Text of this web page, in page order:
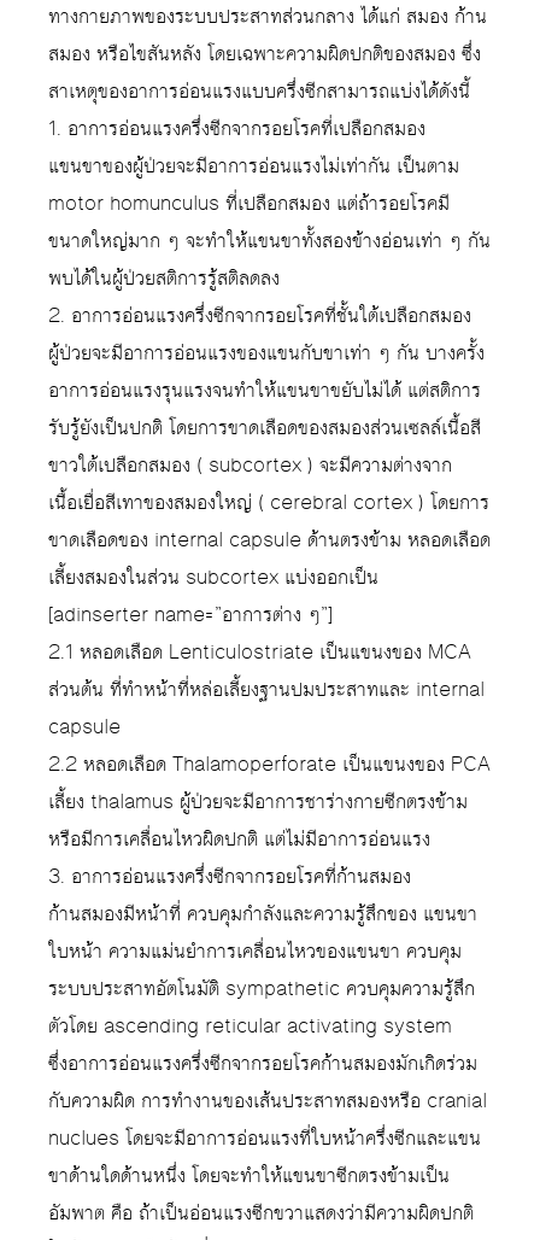
ทางกายภาพของระบบประสาทส่วนกลาง ได้แก่ สมอง ก้าน
สมอง หรือไขสันหลัง โดยเฉพาะความผิดปกติของสมอง ซึ่ง
สาเหตุของอาการอ่อนแรงแบบครึ่งซีกสามารถแบ่งได้ดังนี้
1. อาการอ่อนแรงครึ่งซีกจากรอยโรคที่เปลือกสมอง
แขนขาของผู้ป่วยจะมีอาการอ่อนแรงไม่เท่ากัน เป็นตาม
motor homunculus ที่เปลือกสมอง แต่ถ้ารอยโรคมี
ขนาดใหญ่มาก ๆ จะทำให้แขนขาทั้งสองข้างอ่อนเท่า ๆ กัน
พบได้ในผู้ป่วยสติการรู้สติลดลง
2. อาการอ่อนแรงครึ่งซีกจากรอยโรคที่ชั้นใต้เปลือกสมอง
ผู้ป่วยจะมีอาการอ่อนแรงของแขนกับขาเท่า ๆ กัน บางครั้ง
อาการอ่อนแรงรุนแรงจนทำให้แขนขาขยับไม่ได้ แต่สติการ
รับรู้ยังเป็นปกติ โดยการขาดเลือดของสมองส่วนเซลล์เนื้อสี
ขาวใต้เปลือกสมอง ( subcortex ) จะมีความต่างจาก
เนื้อเยื่อสีเทาของสมองใหญ่ ( cerebral cortex ) โดยการ
ขาดเลือดของ internal capsule ด้านตรงข้าม หลอดเลือด
เลี้ยงสมองในส่วน subcortex แบ่งออกเป็น
[adinserter name=”อาการต่าง ๆ”]
2.1 หลอดเลือด Lenticulostriate เป็นแขนงของ MCA
ส่วนต้น ที่ทำหน้าที่หล่อเลี้ยงฐานปมประสาทและ internal
capsule
2.2 หลอดเลือด Thalamoperforate เป็นแขนงของ PCA
เลี้ยง thalamus ผู้ป่วยจะมีอาการชาร่างกายซีกตรงข้าม
หรือมีการเคลื่อนไหวผิดปกติ แต่ไม่มีอาการอ่อนแรง
3. อาการอ่อนแรงครึ่งซีกจากรอยโรคที่ก้านสมอง
ก้านสมองมีหน้าที่ ควบคุมกำลังและความรู้สึกของ แขนขา
ใบหน้า ความแม่นยำการเคลื่อนไหวของแขนขา ควบคุม
ระบบประสาทอัตโนมัติ sympathetic ควบคุมความรู้สึก
ตัวโดย ascending reticular activating system
ซึ่งอาการอ่อนแรงครึ่งซีกจากรอยโรคก้านสมองมักเกิดร่วม
กับความผิด การทำงานของเส้นประสาทสมองหรือ cranial
nuclues โดยจะมีอาการอ่อนแรงที่ใบหน้าครึ่งซีกและแขน
ขาด้านใดด้านหนึ่ง โดยจะทำให้แขนขาซีกตรงข้ามเป็น
อัมพาต คือ ถ้าเป็นอ่อนแรงซีกขวาแสดงว่ามีความผิดปกติ